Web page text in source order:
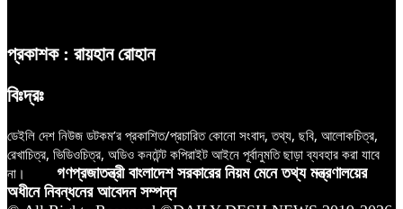
প্রকাশক : রায়হান রোহান
বিঃদ্রঃ
ডেইলি দেশ নিউজ ডটকম’র প্রকাশিত/প্রচারিত কোনো সংবাদ, তথ্য, ছবি, আলোকচিত্র,
রেখাচিত্র, ভিডিওচিত্র, অডিও কনটেন্ট কপিরাইট আইনে পূর্বানুমতি ছাড়া ব্যবহার করা যাবে
না।
গণপ্রজাতন্ত্রী বাংলাদেশ সরকারের নিয়ম মেনে তথ্য মন্ত্রণালয়ের
অধীনে নিবন্ধনের আবেদন সম্পন্ন